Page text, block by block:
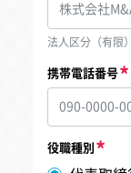
法人区分（有限
携帯電話番号
役職種別